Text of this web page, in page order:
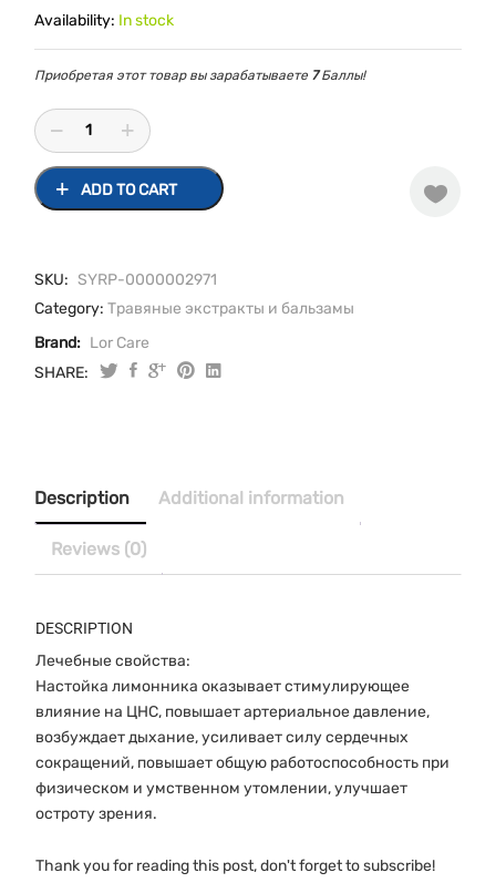
Availability: In stock
Приобретая этот товар вы зарабатываете 7Баллы!
мл
quantity
ADD TO CART
SKU: SYRP-0000002971
Category: Травяные экстракты и бальзамы
Brand: Lor Care
SHARE:
Description Additional information
Reviews (0)
DESCRIPTION
Лечебные свойства:
Настойка лимонника оказывает стимулирующее
влияние на ЦНС, повышает артериальное давление,
возбуждает дыхание, усиливает силу сердечных
сокращений, повышает общую работоспособность при
физическом и умственном утомлении, улучшает
остроту зрения.
Thank you for reading this post, don't forget to subscribe!